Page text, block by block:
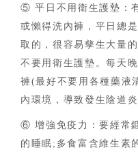
⑤ 平日不用衛生護墊：
或懶得洗內褲，平日總
取的，很容易孳生大量
不要用衛生護墊。每天
褲(最好不要用各種藥液
內環境，導致發生陰道炎
⑥ 增強免疫力：要經常
的睡眠;多食富含維生素